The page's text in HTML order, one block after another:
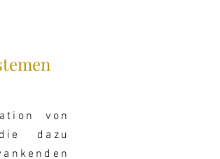
von
dazu